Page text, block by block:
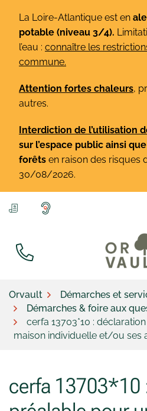
contenu
La Loire-Atlantique est en
potable (niveau 3/4).
l’eau : connaître les
commune.
Attention fortes chaleurs,
autres.
Interdiction de l’utilisation
sur l’espace public ainsi
forêts en raison des risques
30/08/2026.
Orvault
Démarches et
Démarches & foire aux
cerfa 13703*10 :
maison individuelle et/ou ses
cerfa 13703*10